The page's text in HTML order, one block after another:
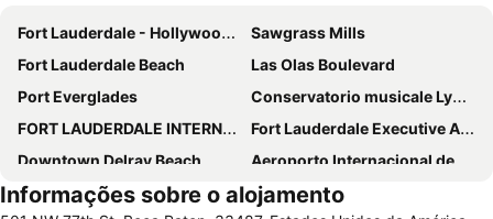
Fort Lauderdale - Hollywood International Airport
Sawgrass Mills
Fort Lauderdale Beach
Las Olas Boulevard
Port Everglades
Conservatorio musicale Lynn University
FORT LAUDERDALE INTERNATIONAL BOAT SHOW
Fort Lauderdale Executive Airport
Downtown Delray Beach
Aeroporto Internacional de Palm Beach
Lion Country Safari
Museum of Discovery and Science
Informações sobre o alojamento